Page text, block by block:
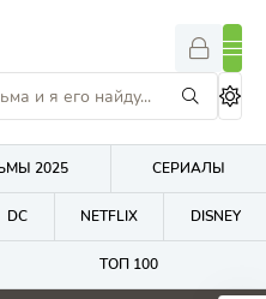
2025 СЕРИАЛЫ
DC NETFLIX DISNEY
ТОП 100